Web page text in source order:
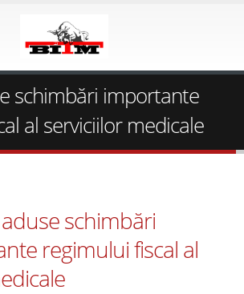
schimbări importante
al serviciilor medicale
schimbări
regimului fiscal al
de unelte